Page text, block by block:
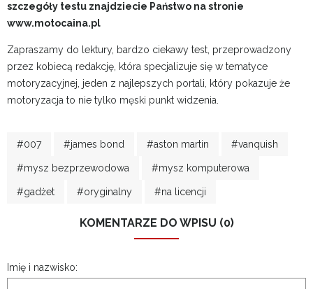
szczegóły testu znajdziecie Państwo na stronie
www.motocaina.pl
Zapraszamy do lektury, bardzo ciekawy test, przeprowadzony
przez kobiecą redakcję, która specjalizuje się w tematyce
motoryzacyjnej, jeden z najlepszych portali, który pokazuje że
motoryzacja to nie tylko męski punkt widzenia.
#007 #james bond #aston martin #vanquish
#mysz bezprzewodowa #mysz komputerowa
#gadżet #oryginalny #na licencji
KOMENTARZE DO WPISU (0)
Imię i nazwisko: